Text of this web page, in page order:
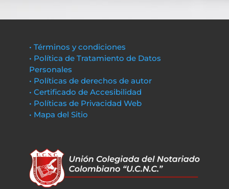
• Términos y condiciones
• Política de Tratamiento de Datos
Personales
• Políticas de derechos de autor
• Certificado de Accesibilidad
• Políticas de Privacidad Web
• Mapa del Sitio